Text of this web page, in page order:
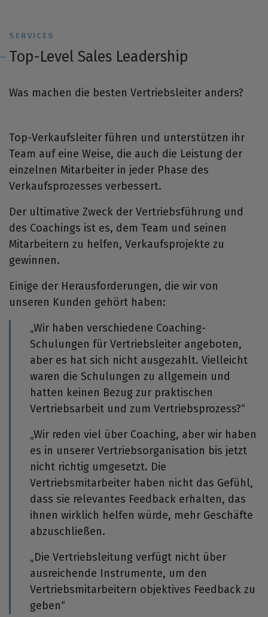
SERVICES
Top-Level Sales Leadership
Was machen die besten Vertriebsleiter anders?
Top-Verkaufsleiter führen und unterstützen ihr
Team auf eine Weise, die auch die Leistung der
einzelnen Mitarbeiter in jeder Phase des
Verkaufsprozesses verbessert.
Der ultimative Zweck der Vertriebsführung und
des Coachings ist es, dem Team und seinen
Mitarbeitern zu helfen, Verkaufsprojekte zu
gewinnen.
Einige der Herausforderungen, die wir von
unseren Kunden gehört haben:
„Wir haben verschiedene Coaching-
Schulungen für Vertriebsleiter angeboten,
aber es hat sich nicht ausgezahlt. Vielleicht
waren die Schulungen zu allgemein und
hatten keinen Bezug zur praktischen
Vertriebsarbeit und zum Vertriebsprozess?“
„Wir reden viel über Coaching, aber wir haben
es in unserer Vertriebsorganisation bis jetzt
nicht richtig umgesetzt. Die
Vertriebsmitarbeiter haben nicht das Gefühl,
dass sie relevantes Feedback erhalten, das
ihnen wirklich helfen würde, mehr Geschäfte
abzuschließen.
„Die Vertriebsleitung verfügt nicht über
ausreichende Instrumente, um den
Vertriebsmitarbeitern objektives Feedback zu
geben“